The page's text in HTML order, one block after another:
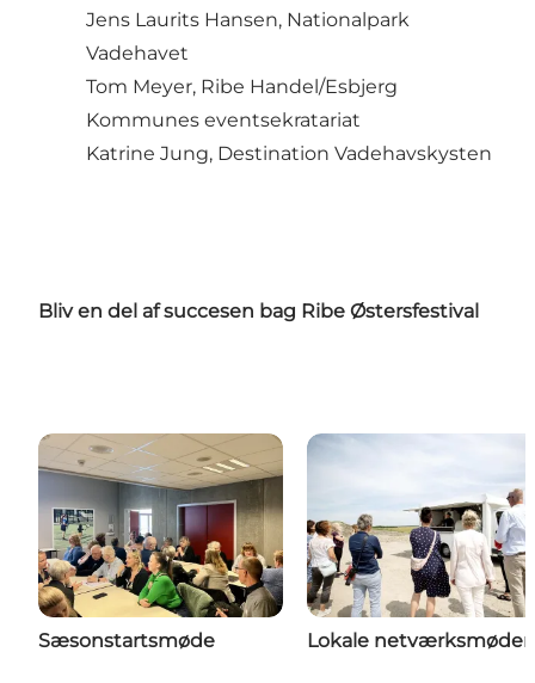
Jens Laurits Hansen, Nationalpark
Vadehavet
Tom Meyer, Ribe Handel/Esbjerg
Kommunes eventsekratariat
Katrine Jung, Destination Vadehavskysten
Bliv en del af succesen bag Ribe Østersfestival
Sæsonstartsmøde Lokale netværksmøder